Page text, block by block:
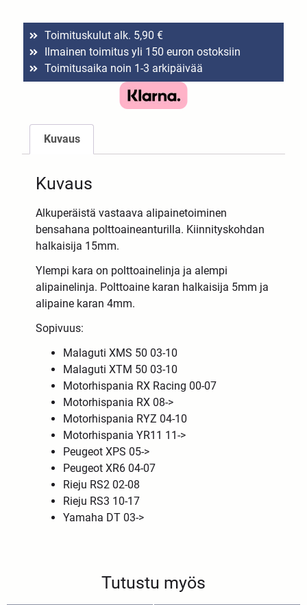
Toimituskulut alk. 5,90 €
Ilmainen toimitus yli 150 euron ostoksiin
Toimitusaika noin 1-3 arkipäivää
Kuvaus
Kuvaus
Alkuperäistä vastaava alipainetoiminen
bensahana polttoaineanturilla. Kiinnityskohdan
halkaisija 15mm.
Ylempi kara on polttoainelinja ja alempi
alipainelinja. Polttoaine karan halkaisija 5mm ja
alipaine karan 4mm.
Sopivuus:
Malaguti XMS 50 03-10
Malaguti XTM 50 03-10
Motorhispania RX Racing 00-07
Motorhispania RX 08->
Motorhispania RYZ 04-10
Motorhispania YR11 11->
Peugeot XPS 05->
Peugeot XR6 04-07
Rieju RS2 02-08
Rieju RS3 10-17
Yamaha DT 03->
Tutustu myös